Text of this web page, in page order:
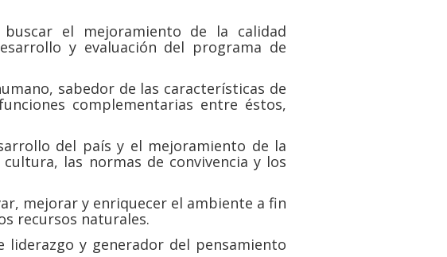
el mejoramiento de la calidad
y evaluación del programa de
sabedor de las características de
complementarias entre éstos,
del país y el mejoramiento de la
las normas de convivencia y los
mejorar y enriquecer el ambiente a fin
recursos naturales.
liderazgo y generador del pensamiento